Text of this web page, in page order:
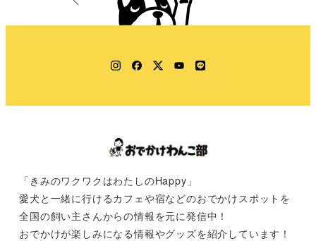
Instagram
Facebook
TwitterYouTube
LINE
「きみのワクワクはわたしのHappy」
愛犬と一緒に行けるカフェや宿などのおでかけスポットを
全国の飼い主さんからの情報を元に発信中！
おでかけが楽しみになる情報やグッズを紹介しています！